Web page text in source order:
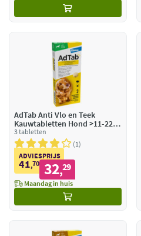
AdTab Anti Vlo en Teek
Kauwtabletten Hond >11-22
kg
3 tabletten
1
ADVIESPRIJS
41,70 32,29
Maandag in huis